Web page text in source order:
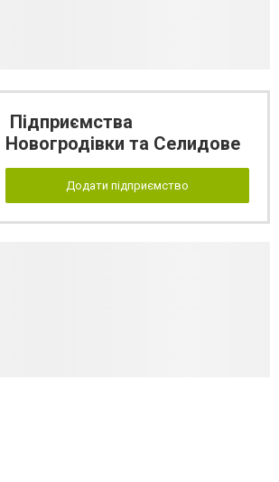
Підприємства
Новогродівки та Селидове
Додати підприємство